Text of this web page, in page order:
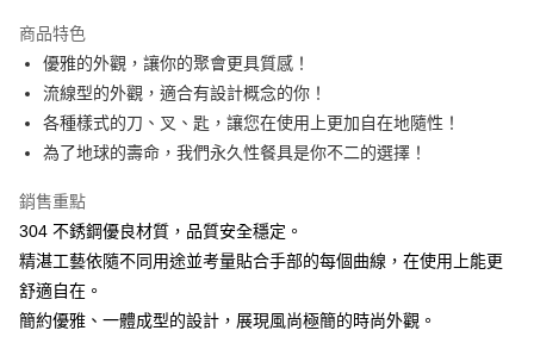
街口支付
悠遊付
AFTEE先享後付
【關於「AFTEE先享後付」】
AFTEE先享後付是「在收到商品之後才付款」的支付方式。 讓您購物簡單
便利好安心！
１．簡單：不需註冊會員、不需綁卡、不需儲值。
２．便利：只要手機號碼，簡訊認證，即可結帳。
３．安心：先確認商品／服務後，再付款。
ATM付款
全家取貨付款
商品特色
優雅的外觀，讓你的聚會更具質感！
流線型的外觀，適合有設計概念的你！
各種樣式的刀、叉、匙，讓您在使用上更加自在地隨性！
為了地球的壽命，我們永久性餐具是你不二的選擇！
銷售重點
304 不銹鋼優良材質，品質安全穩定。
精湛工藝依隨不同用途並考量貼合手部的每個曲線，在使用上能更
舒適自在。
簡約優雅、一體成型的設計，展現風尚極簡的時尚外觀。